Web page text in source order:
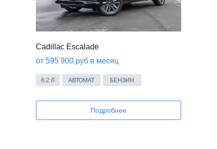
Cadillac Escalade
от 595 900 руб в месяц
Подробнее
6.2 Л АВТОМАТ БЕНЗИН